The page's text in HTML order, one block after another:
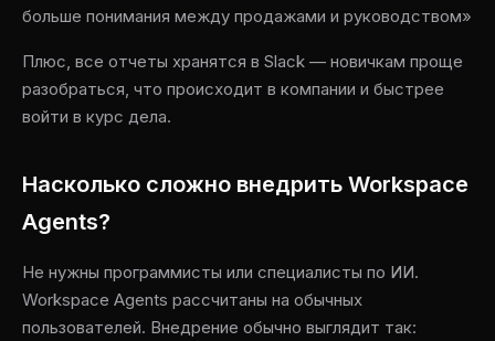
больше понимания между продажами и руководством»
Плюс, все отчеты хранятся в Slack — новичкам проще
разобраться, что происходит в компании и быстрее
войти в курс дела.
Насколько сложно внедрить Workspace
Agents?
Не нужны программисты или специалисты по ИИ.
Workspace Agents рассчитаны на обычных
пользователей. Внедрение обычно выглядит так: